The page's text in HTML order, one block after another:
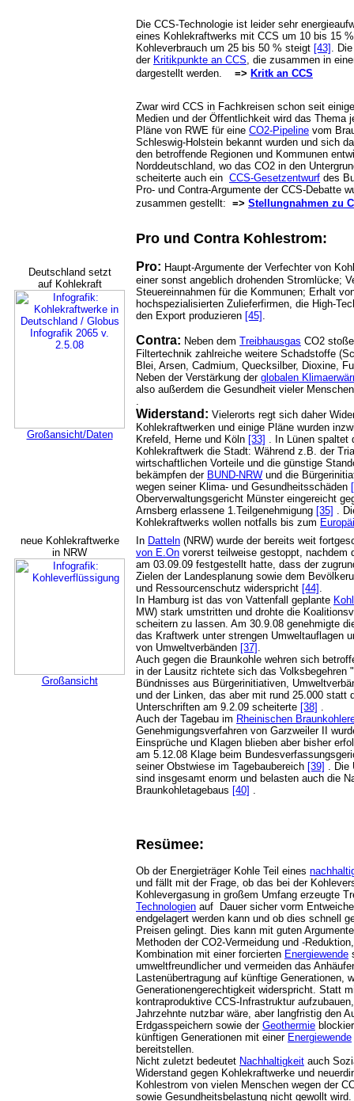
Die CCS-Technologie ist leider sehr
eines Kohlekraftwerks mit CCS um 10 bis 15
Kohleverbrauch um 25 bis 50 % steigt [43] .
der Kritikpunkte an CCS, die zusammen in
dargestellt werden. => Kritk an CCS
Zwar wird CCS in Fachkreisen schon seit
Medien und der Öffentlichkeit wird das Thema
Pläne von RWE für eine CO2-Pipeline vom
Schleswig-Holstein bekannt wurden und sich
den betroffende Regionen und Kommunen
Norddeutschland, wo das CO2 in den
scheiterte auch ein CCS-Gesetzentwurf des
Pro- und Contra-Argumente der CCS-Debatte
zusammen gestellt: => Stellungnahmen zu
Deutschland setzt
auf Kohlekraft
Großansicht/Daten
Pro und Contra Kohlestrom:
Pro: Haupt-Argumente der Verfechter von
einer sonst angeblich drohenden Stromlücke;
Steuereinnahmen für die Kommunen; Erhalt
hochspezialisierten Zulieferfirmen, die High-
den Export produzieren [45] .
Contra: Neben dem Treibhausgas CO2
Filtertechnik zahlreiche weitere Schadstoffe
Blei, Arsen, Cadmium, Quecksilber, Dioxine,
Neben der Verstärkung der globalen
also außerdem die Gesundheit vieler
.
Widerstand: Vielerorts regt sich daher
Kohlekraftwerken und einige Pläne wurden
Krefeld, Herne und Köln [33] . In Lünen spaltet
Kohlekraftwerk die Stadt: Während z.B. der
wirtschaftlichen Vorteile und die günstige
bekämpfen der BUND-NRW und die
wegen seiner Klima- und Gesundheitsschäden
Oberverwaltungsgericht Münster eingereicht
Arnsberg erlassene 1.Teilgenehmigung [35] .
Kohlekraftwerks wollen notfalls bis zum
neue Kohlekraftwerke
in NRW
Großansicht
In Datteln (NRW) wurde der bereits weit
von E.On vorerst teilweise gestoppt, nachdem
am 03.09.09 festgestellt hatte, dass der
Zielen der Landesplanung sowie dem
und Ressourcenschutz widerspricht [44] .
In Hamburg ist das von Vattenfall geplante
MW) stark umstritten und drohte die
scheitern zu lassen. Am 30.9.08 genehmigte
das Kraftwerk unter strengen Umweltauflagen
von Umweltverbänden [37] .
Auch gegen die Braunkohle wehren sich
in der Lausitz richtete sich das Volksbegehren "
Bündnisses aus Bürgerinitiativen,
und der Linken, das aber mit rund 25.000 statt
Unterschriften am 9.2.09 scheiterte [38] .
Auch der Tagebau im Rheinischen
Genehmigungsverfahren von Garzweiler II
Einsprüche und Klagen blieben aber bisher
am 5.12.08 Klage beim
seiner Obstwiese im Tagebaubereich [39] . Die
sind insgesamt enorm und belasten auch die
Braunkohletagebaus [40] .
Resümee:
Ob der Energieträger Kohle Teil eines
und fällt mit der Frage, ob das bei der
Kohlevergasung in großem Umfang erzeugte
Technologien auf Dauer sicher vorm
endgelagert werden kann und ob dies schnell
Preisen gelingt. Dies kann mit guten
Methoden der CO2-Vermeidung und -
Kombination mit einer forcierten Energiewende
umweltfreundlicher und vermeiden das
Lastenübertragung auf künftige Generationen,
Generationengerechtigkeit widerspricht. Statt
kontraproduktive CCS-Infrastruktur
Jahrzehnte nutzbar wäre, aber langfristig den
Erdgasspeichern sowie der Geothermie
künftigen Generationen mit einer Energiewende
bereitstellen.
Nicht zuletzt bedeutet Nachhaltigkeit auch
Widerstand gegen Kohlekraftwerke und
Kohlestrom von vielen Menschen wegen der
sowie Gesundheitsbelastung nicht gewollt